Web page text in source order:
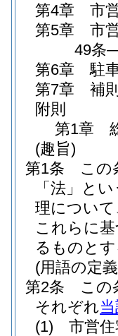
第4章
市
第5章
市
49条
第6章
駐
第7章
補
附則
第1章
(趣旨)
第1条
この
「法」と
理につい
これらに
るものと
(用語の定
第2条
この
それぞれ
(1)
市営